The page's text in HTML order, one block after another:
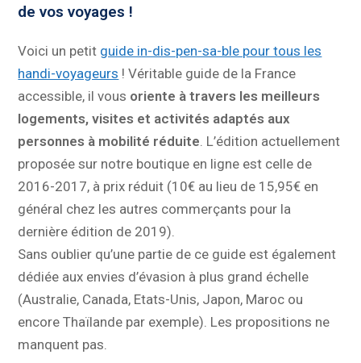
de vos voyages !
Voici un petit guide in-dis-pen-sa-ble pour tous les
handi-voyageurs ! Véritable guide de la France
accessible, il vous oriente à travers les meilleurs
logements, visites et activités adaptés aux
personnes à mobilité réduite. L’édition actuellement
proposée sur notre boutique en ligne est celle de
2016-2017, à prix réduit (10€ au lieu de 15,95€ en
général chez les autres commerçants pour la
dernière édition de 2019).
Sans oublier qu’une partie de ce guide est également
dédiée aux envies d’évasion à plus grand échelle
(Australie, Canada, Etats-Unis, Japon, Maroc ou
encore Thaïlande par exemple). Les propositions ne
manquent pas.